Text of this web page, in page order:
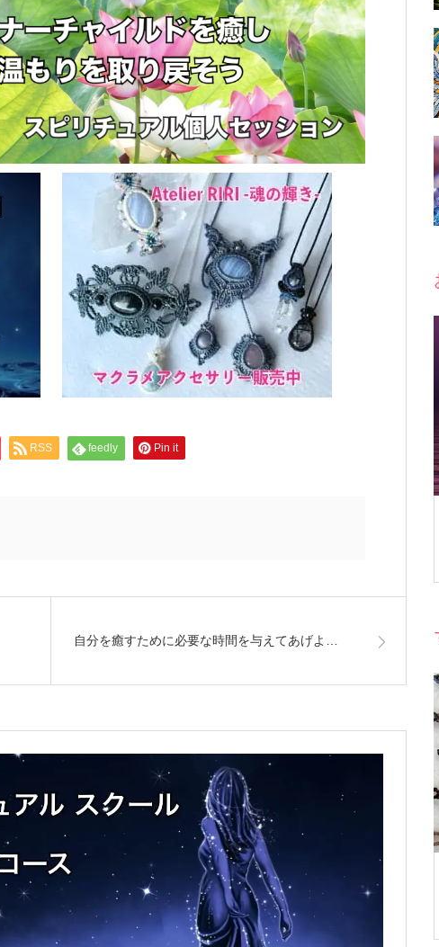
RSS feedly Pin it
自分を癒すために必要な時間を与えてあげよ…